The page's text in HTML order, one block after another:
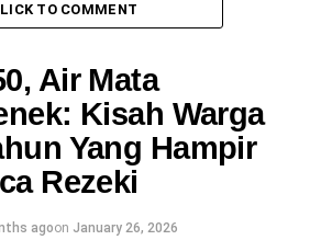
TO COMMENT
Air Mata
Kisah Warga
Yang Hampir
Rezeki
agoon January 26, 2026